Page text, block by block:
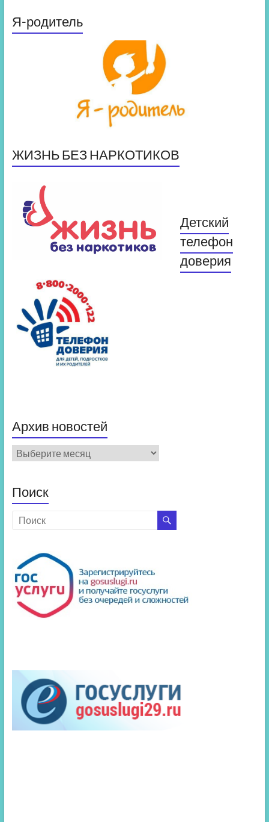
Я-родитель
ЖИЗНЬ БЕЗ НАРКОТИКОВ
Детский
телефон
доверия
Архив новостей
Архив
новостей
Поиск